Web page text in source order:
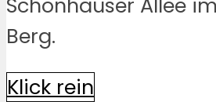
Berg.
Klick rein